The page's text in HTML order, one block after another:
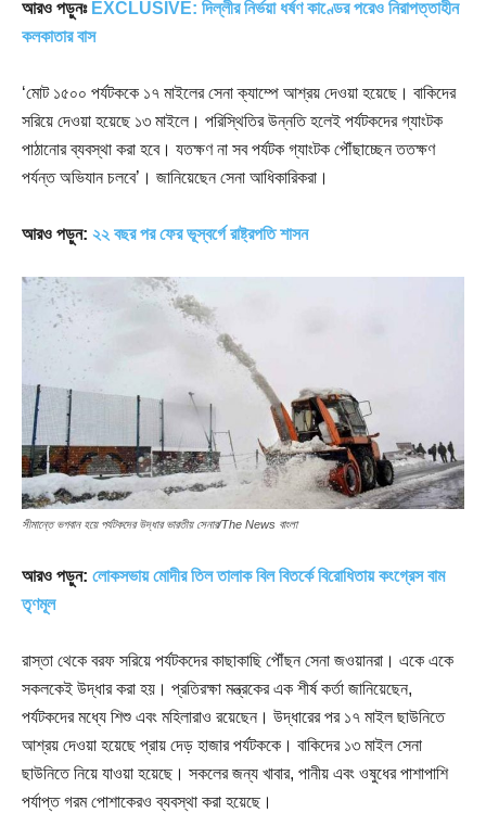
আরও পড়ুনঃ EXCLUSIVE: দিল্লীর নির্ভয়া ধর্ষণ কাণ্ডের পরেও নিরাপত্তাহীন
কলকাতার বাস
‘মোট ১৫০০ পর্যটককে ১৭ মাইলের সেনা ক্যাম্পে আশ্রয় দেওয়া হয়েছে। বাকিদের
সরিয়ে দেওয়া হয়েছে ১৩ মাইলে। পরিস্থিতির উন্নতি হলেই পর্যটকদের গ্যাংটক
পাঠানোর ব্যবস্থা করা হবে। যতক্ষণ না সব পর্যটক গ্যাংটক পৌঁছাচ্ছেন ততক্ষণ
পর্যন্ত অভিযান চলবে’। জানিয়েছেন সেনা আধিকারিকরা।
আরও পড়ুন: ২২ বছর পর ফের ভূস্বর্গে রাষ্ট্রপতি শাসন
সীমান্তে ভগবান হয়ে পর্যটকদের উদ্ধার ভারতীয় সেনার/The News বাংলা
আরও পড়ুন: লোকসভায় মোদীর তিল তালাক বিল বিতর্কে বিরোধিতায় কংগ্রেস বাম
তৃণমূল
রাস্তা থেকে বরফ সরিয়ে পর্যটকদের কাছাকাছি পৌঁছন সেনা জওয়ানরা। একে একে
সকলকেই উদ্ধার করা হয়। প্রতিরক্ষা মন্ত্রকের এক শীর্ষ কর্তা জানিয়েছেন,
পর্যটকদের মধ্যে শিশু এবং মহিলারাও রয়েছেন। উদ্ধারের পর ১৭ মাইল ছাউনিতে
আশ্রয় দেওয়া হয়েছে প্রায় দেড় হাজার পর্যটককে। বাকিদের ১৩ মাইল সেনা
ছাউনিতে নিয়ে যাওয়া হয়েছে। সকলের জন্য খাবার, পানীয় এবং ওষুধের পাশাপাশি
পর্যাপ্ত গরম পোশাকেরও ব্যবস্থা করা হয়েছে।